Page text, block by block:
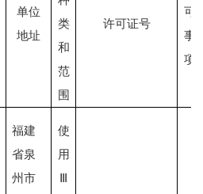
单位
地址
类
和
范
围
许可证号
可
事
项
福建
省泉
州市
使
用
Ⅲ